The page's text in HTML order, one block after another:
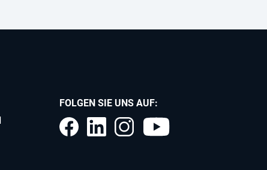
FOLGEN SIE UNS AUF: